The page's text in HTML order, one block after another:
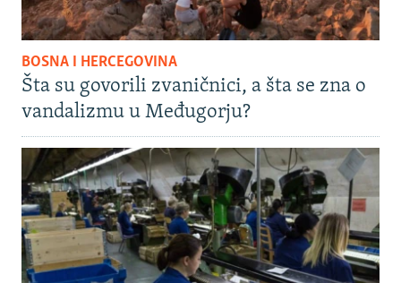
BOSNA I HERCEGOVINA
Šta su govorili zvaničnici, a šta se zna o
vandalizmu u Međugorju?